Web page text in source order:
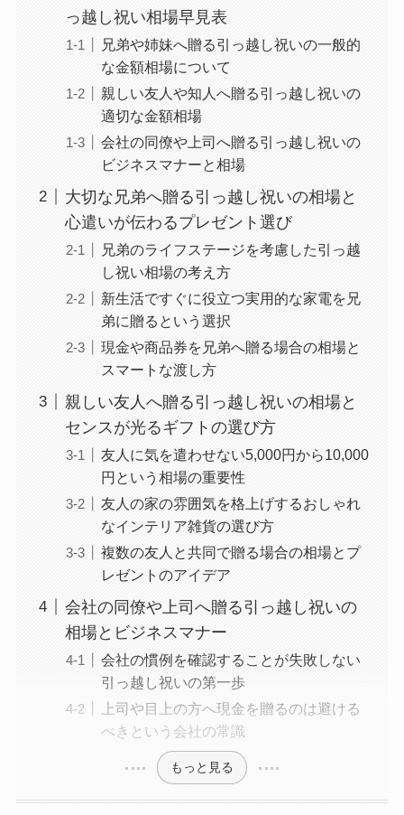
っ越し祝い相場早見表
兄弟や姉妹へ贈る引っ越し祝いの一般的
な金額相場について
親しい友人や知人へ贈る引っ越し祝いの
適切な金額相場
会社の同僚や上司へ贈る引っ越し祝いの
ビジネスマナーと相場
大切な兄弟へ贈る引っ越し祝いの相場と
心遣いが伝わるプレゼント選び
兄弟のライフステージを考慮した引っ越
し祝い相場の考え方
新生活ですぐに役立つ実用的な家電を兄
弟に贈るという選択
現金や商品券を兄弟へ贈る場合の相場と
スマートな渡し方
親しい友人へ贈る引っ越し祝いの相場と
センスが光るギフトの選び方
友人に気を遣わせない5,000円から10,000
円という相場の重要性
友人の家の雰囲気を格上げするおしゃれ
なインテリア雑貨の選び方
複数の友人と共同で贈る場合の相場とプ
レゼントのアイデア
会社の同僚や上司へ贈る引っ越し祝いの
相場とビジネスマナー
会社の慣例を確認することが失敗しない
引っ越し祝いの第一歩
上司や目上の方へ現金を贈るのは避ける
べきという会社の常識
もっと見る